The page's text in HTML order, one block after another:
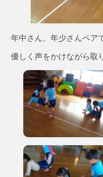
年中さん、年少さんペア
優しく声をかけながら取